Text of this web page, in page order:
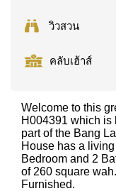
วิวสวน
คลับเฮ้าส์
Welcome to this
H004391 which is
part of the Bang
House has a
Bedroom and 2
of 260 square
Furnished.